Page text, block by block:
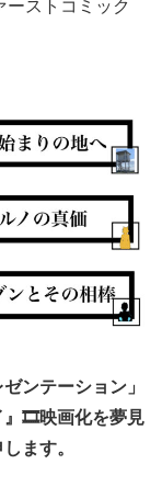
ーストコミック
ンテーション」
』🎞️映画化を夢見
ます。